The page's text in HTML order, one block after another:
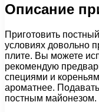
Описание
Приготовить
условиях довольно
плите. Вы можете
рекомендую
специями и
ароматнее.
постным майонезом.